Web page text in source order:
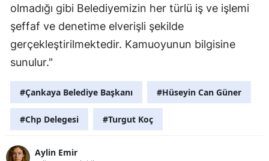
olmadığı gibi Belediyemizin her türlü iş ve işlemi
şeffaf ve denetime elverişli şekilde
gerçekleştirilmektedir. Kamuoyunun bilgisine
sunulur."
#Çankaya Belediye Başkanı #Hüseyin Can Güner
#Chp Delegesi #Turgut Koç
Aylin Emir